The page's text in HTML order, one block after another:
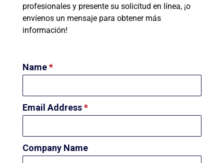
profesionales y presente su solicitud en línea, ¡o
envíenos un mensaje para obtener más
información!
Name*
Email Address*
Company Name